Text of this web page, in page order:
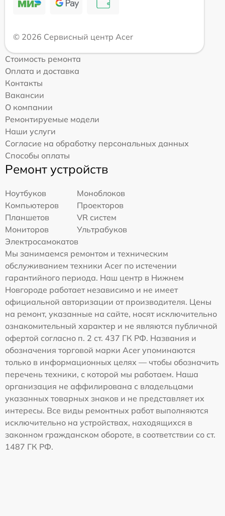
© 2026 Сервисный центр Acer
Стоимость ремонта
Оплата и доставка
Контакты
Вакансии
О компании
Ремонтируемые модели
Наши услуги
Согласие на обработку персональных данных
Способы оплаты
Ремонт устройств
Ноутбуков
Моноблоков
Компьютеров
Проекторов
Планшетов
VR систем
Мониторов
Ультрабуков
Электросамокатов
Мы занимаемся ремонтом и техническим
обслуживанием техники Acer по истечении
гарантийного периода. Наш центр в Нижнем
Новгороде работает независимо и не имеет
официальной авторизации от производителя. Цены
на ремонт, указанные на сайте, носят исключительно
ознакомительный характер и не являются публичной
офертой согласно п. 2 ст. 437 ГК РФ. Названия и
обозначения торговой марки Acer упоминаются
только в информационных целях — чтобы обозначить
перечень техники, с которой мы работаем. Наша
организация не аффилирована с владельцами
указанных товарных знаков и не представляет их
интересы. Все виды ремонтных работ выполняются
исключительно на устройствах, находящихся в
законном гражданском обороте, в соответствии со ст.
1487 ГК РФ.